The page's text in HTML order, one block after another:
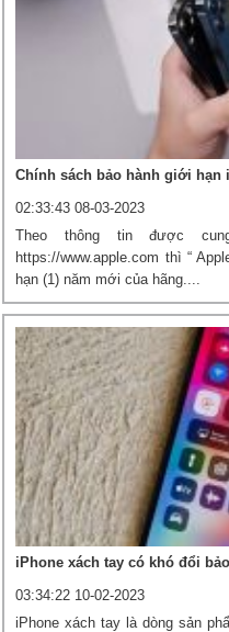
Chính sách bảo hành giới hạn
02:33:43 08-03-2023
Theo thông tin được
https://www.apple.com thì “
hạn (1) năm mới của hãng....
iPhone xách tay có khó đổi
03:34:22 10-02-2023
iPhone xách tay là dòng sản